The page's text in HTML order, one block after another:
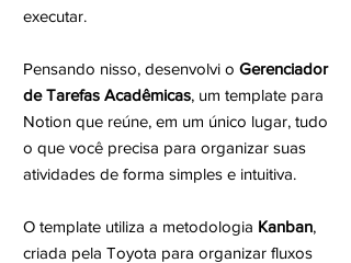
executar.
Pensando nisso, desenvolvi o Gerenciador
de Tarefas Acadêmicas, um template para
Notion que reúne, em um único lugar, tudo
o que você precisa para organizar suas
atividades de forma simples e intuitiva.
O template utiliza a metodologia Kanban,
criada pela Toyota para organizar fluxos